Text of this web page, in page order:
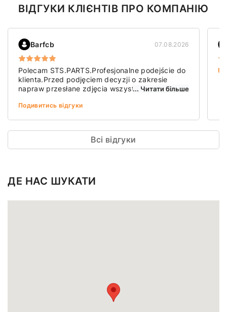
ВІДГУКИ КЛІЄНТІВ ПРО КОМПАНІЮ
Barfcb 07.08.2026
Polecam STS.PARTS.Profesjonalne podejście do
klienta.Przed podjęciem decyzji o zakresie
napraw przesłane zdjęcia wszystkich
kosztów.
... Читати більше
Подивитись відгуки
Всі відгуки
ДЕ НАС ШУКАТИ